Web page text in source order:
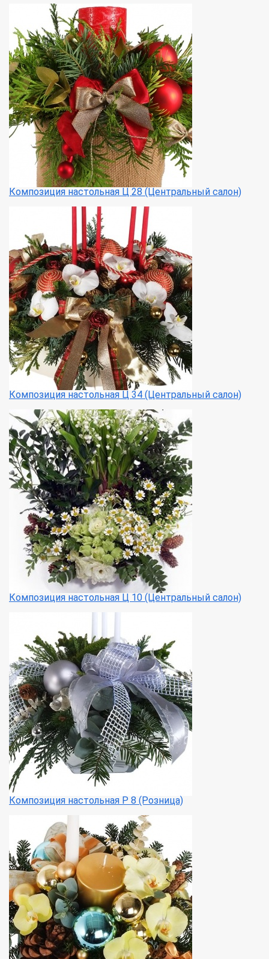
Композиция настольная Ц 28 (Центральный салон)
Композиция настольная Ц 34 (Центральный салон)
Композиция настольная Ц 10 (Центральный салон)
Композиция настольная Р 8 (Розница)